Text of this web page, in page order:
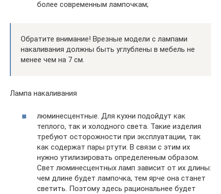
более современным лампочкам;
Обратите внимание! Врезные модели с лампами
накаливания должны быть углублены в мебель не
менее чем на 7 см.
Лампа накаливания
люминесцентные. Для кухни подойдут как
теплого, так и холодного света. Такие изделия
требуют осторожности при эксплуатации, так
как содержат пары ртути. В связи с этим их
нужно утилизировать определенным образом.
Свет люминесцентных ламп зависит от их длины:
чем длине будет лампочка, тем ярче она станет
светить. Поэтому здесь рациональнее будет